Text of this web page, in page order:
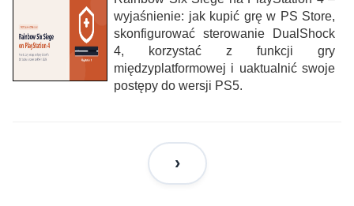
wyjaśnienie: jak kupić grę w PS Store,
skonfigurować sterowanie DualShock
4, korzystać z funkcji gry
międzyplatformowej i uaktualnić swoje
postępy do wersji PS5.